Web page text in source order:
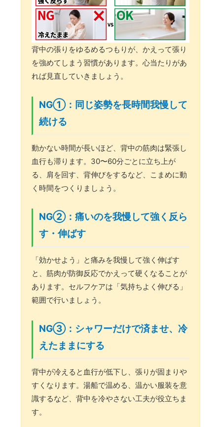
背中の張りをゆるめるつもりが、かえって張り
を強めてしまう習慣があります。心当たりがあ
れば見直していきましょう。
NG①：同じ姿勢を長時間我慢して
続ける
動かない時間が長いほど、背中の筋肉は緊張し
血行も滞ります。30〜60分ごとに立ち上が
る、肩を回す、背伸びをするなど、こまめに動
く時間をつくりましょう。
NG②：痛いのを我慢して強く反ら
す・伸ばす
「効かせよう」と痛みを我慢して強く伸ばす
と、筋肉が防御反応でかえって硬くなることが
あります。セルフケアは「気持ちよく伸びる」
範囲で行いましょう。
NG③：シャワーだけで済ませ、冷
えたままにする
背中が冷えると血行が低下し、張りが固まりや
すくなります。湯船で温める、温かい服装を意
識するなど、背中を冷やさない工夫が役立ちま
す。